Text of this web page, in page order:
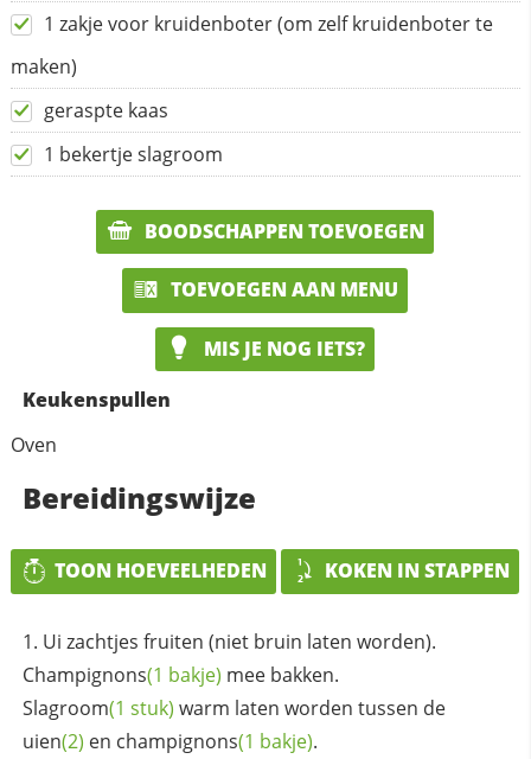
1 zakje voor kruidenboter (om zelf kruidenboter te
maken)
geraspte kaas
1 bekertje slagroom
BOODSCHAPPEN TOEVOEGEN
TOEVOEGEN AAN MENU
MIS JE NOG IETS?
Keukenspullen
Oven
Bereidingswijze
TOON HOEVEELHEDEN KOKEN IN STAPPEN
Ui zachtjes fruiten (niet bruin laten worden).
Champignons(1 bakje) mee bakken.
Slagroom(1 stuk) warm laten worden tussen de
uien(2) en champignons(1 bakje).